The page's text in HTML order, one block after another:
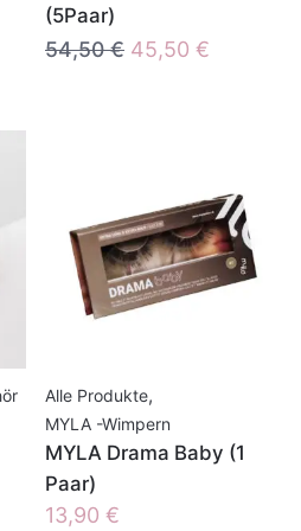
(5Paar)
54,50€ Ursprünglicher
45,50 €
Alle Produkte,
MYLA -Wimpern
MYLA Drama Baby (1
Paar)
13,90 €